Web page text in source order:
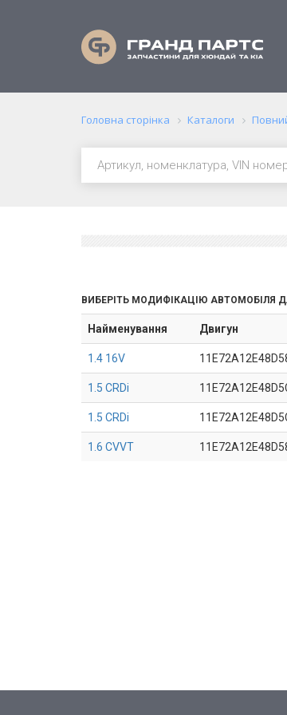
Головна сторінка Каталоги
ВИБЕРІТЬ МОДИФІКАЦІЮ АВТОМОБІЛЯ
Найменування Двигун
1.4 16V
1.5 CRDi
1.5 CRDi
1.6 CVVT